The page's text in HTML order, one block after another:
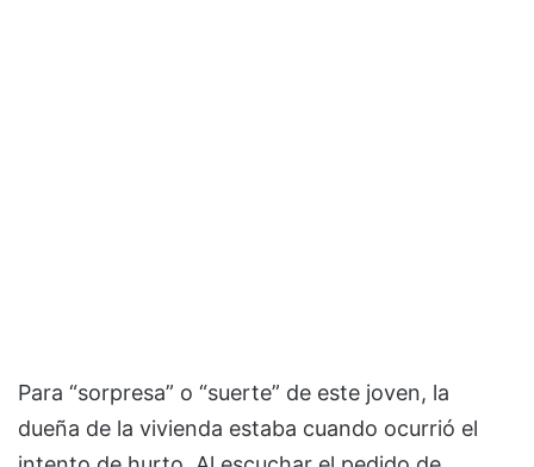
Para “sorpresa” o “suerte” de este joven, la
dueña de la vivienda estaba cuando ocurrió el